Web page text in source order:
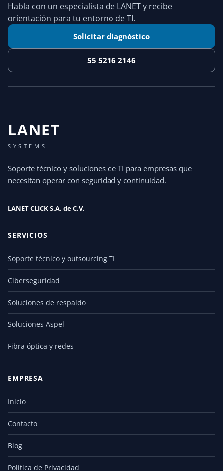
Habla con un especialista de LANET y recibe
orientación para tu entorno de TI.
Solicitar diagnóstico
55 5216 2146
LANET
SYSTEMS
Soporte técnico y soluciones de TI para empresas que
necesitan operar con seguridad y continuidad.
LANET CLICK S.A. de C.V.
SERVICIOS
Soporte técnico y outsourcing TI
Ciberseguridad
Soluciones de respaldo
Soluciones Aspel
Fibra óptica y redes
EMPRESA
Inicio
Contacto
Blog
Política de Privacidad